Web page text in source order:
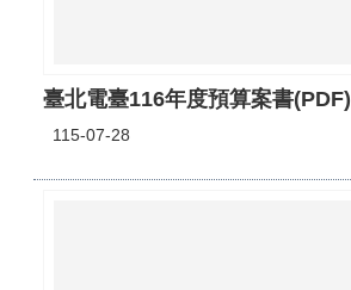
臺北電臺116年度預算案書(PDF)
115-07-28